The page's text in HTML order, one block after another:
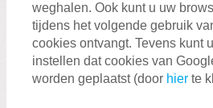
weghalen. Ook kunt u uw
tijdens het volgende gebruik
cookies ontvangt. Tevens kunt
instellen dat cookies van
worden geplaatst (door hier te